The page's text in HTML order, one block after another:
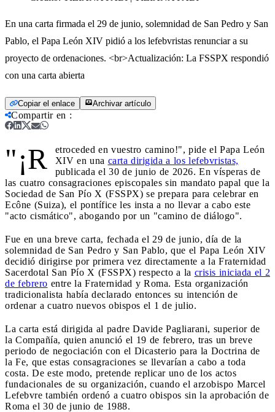
En una carta firmada el 29 de junio, solemnidad de San Pedro y San
Pablo, el Papa León XIV pidió a los lefebvristas renunciar a su
proyecto de ordenaciones. <br>Actualización: La FSSPX respondió
con una carta abierta
Copiar el enlace Archivar artículo
Compartir en :
"¡R
etroceded en vuestro camino!", pide el Papa León
XIV en una carta dirigida a los lefebvristas,
publicada el 30 de junio de 2026. En vísperas de
las cuatro consagraciones episcopales sin mandato papal que la
Sociedad de San Pío X (FSSPX) se prepara para celebrar en
Ecône (Suiza), el pontífice les insta a no llevar a cabo este
"acto cismático", abogando por un "camino de diálogo".
Fue en una breve carta, fechada el 29 de junio, día de la
solemnidad de San Pedro y San Pablo, que el Papa León XIV
decidió dirigirse por primera vez directamente a la Fraternidad
Sacerdotal San Pío X (FSSPX) respecto a la crisis iniciada el 2
de febrero entre la Fraternidad y Roma. Esta organización
tradicionalista había declarado entonces su intención de
ordenar a cuatro nuevos obispos el 1 de julio.
La carta está dirigida al padre Davide Pagliarani, superior de
la Compañía, quien anunció el 19 de febrero, tras un breve
periodo de negociación con el Dicasterio para la Doctrina de
la Fe, que estas consagraciones se llevarían a cabo a toda
costa. De este modo, pretende replicar uno de los actos
fundacionales de su organización, cuando el arzobispo Marcel
Lefebvre también ordenó a cuatro obispos sin la aprobación de
Roma el 30 de junio de 1988.